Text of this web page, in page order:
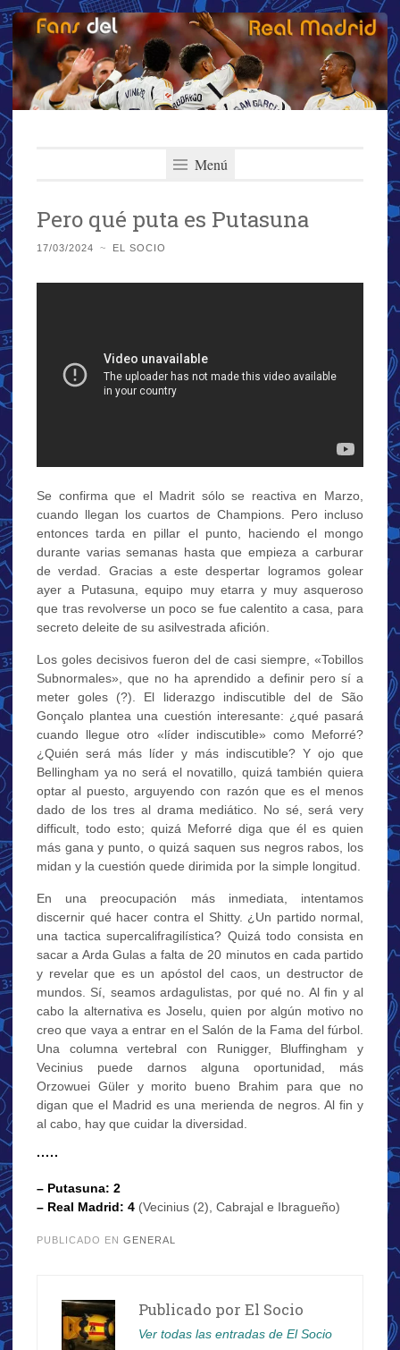
Menú
Pero qué puta es Putasuna
17/03/2024 ~ EL SOCIO
Se confirma que el Madrit sólo se reactiva en Marzo,
cuando llegan los cuartos de Champions. Pero incluso
entonces tarda en pillar el punto, haciendo el mongo
durante varias semanas hasta que empieza a carburar
de verdad. Gracias a este despertar logramos golear
ayer a Putasuna, equipo muy etarra y muy asqueroso
que tras revolverse un poco se fue calentito a casa, para
secreto deleite de su asilvestrada afición.
Los goles decisivos fueron del de casi siempre, «Tobillos
Subnormales», que no ha aprendido a definir pero sí a
meter goles (?). El liderazgo indiscutible del de São
Gonçalo plantea una cuestión interesante: ¿qué pasará
cuando llegue otro «líder indiscutible» como Meforré?
¿Quién será más líder y más indiscutible? Y ojo que
Bellingham ya no será el novatillo, quizá también quiera
optar al puesto, arguyendo con razón que es el menos
dado de los tres al drama mediático. No sé, será very
difficult, todo esto; quizá Meforré diga que él es quien
más gana y punto, o quizá saquen sus negros rabos, los
midan y la cuestión quede dirimida por la simple longitud.
En una preocupación más inmediata, intentamos
discernir qué hacer contra el Shitty. ¿Un partido normal,
una tactica supercalifragilística? Quizá todo consista en
sacar a Arda Gulas a falta de 20 minutos en cada partido
y revelar que es un apóstol del caos, un destructor de
mundos. Sí, seamos ardagulistas, por qué no. Al fin y al
cabo la alternativa es Joselu, quien por algún motivo no
creo que vaya a entrar en el Salón de la Fama del fúrbol.
Una columna vertebral con Runigger, Bluffingham y
Vecinius puede darnos alguna oportunidad, más
Orzowuei Güler y morito bueno Brahim para que no
digan que el Madrid es una merienda de negros. Al fin y
al cabo, hay que cuidar la diversidad.
·····
– Putasuna: 2
– Real Madrid: 4 (Vecinius (2), Cabrajal e Ibragueño)
PUBLICADO EN GENERAL
Publicado por El Socio
Ver todas las entradas de El Socio